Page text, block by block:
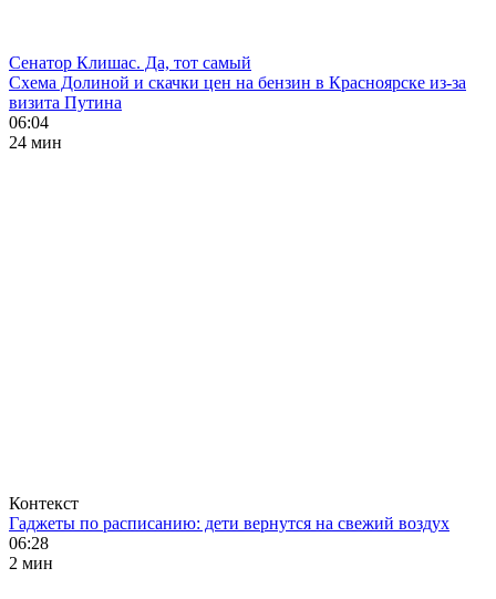
Сенатор Клишас. Да, тот самый
Схема Долиной и скачки цен на бензин в Красноярске из-за
визита Путина
06:04
24 мин
Контекст
Гаджеты по расписанию: дети вернутся на свежий воздух
06:28
2 мин